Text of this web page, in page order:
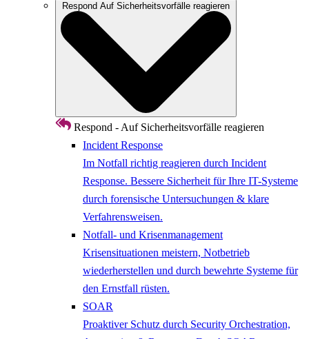
Respond Auf Sicherheitsvorfälle reagieren
Respond - Auf Sicherheitsvorfälle reagieren
Incident Response
Im Notfall richtig reagieren durch Incident
Response. Bessere Sicherheit für Ihre IT-Systeme
durch forensische Untersuchungen & klare
Verfahrensweisen.
Notfall- und Krisenmanagement
Krisensituationen meistern, Notbetrieb
wiederherstellen und durch bewehrte Systeme für
den Ernstfall rüsten.
SOAR
Proaktiver Schutz durch Security Orchestration,